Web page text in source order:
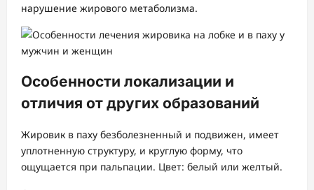
нарушение жирового метаболизма.
Особенности локализации и
отличия от других образований
Жировик в паху безболезненный и подвижен, имеет
уплотненную структуру, и круглую форму, что
ощущается при пальпации. Цвет: белый или желтый.